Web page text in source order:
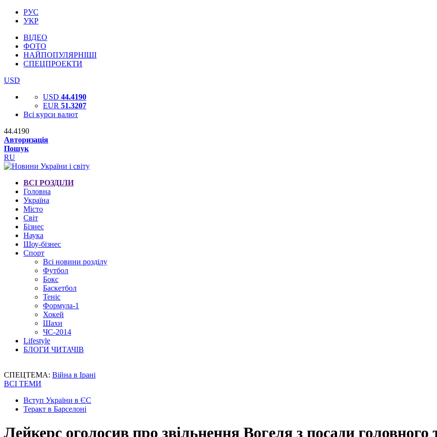
РУС
УКР
ВІДЕО
ФОТО
НАЙПОПУЛЯРНІШІ
СПЕЦПРОЕКТИ
USD
USD 44.4190
EUR 51.3207
Всі курси валют
44.4190
Авторизація
Пошук
RU
ВСІ РОЗДІЛИ
Головна
Україна
Місто
Світ
Бізнес
Наука
Шоу-бізнес
Спорт
Всі новини розділу
Футбол
Бокс
Баскетбол
Теніс
Формула-1
Хокей
Шахи
ЧС-2014
Lifestyle
БЛОГИ ЧИТАЧІВ
СПЕЦТЕМА: Війна в Ірані
ВСІ ТЕМИ
Вступ України в ЄС
Теракт в Барселоні
Лейкерс оголосив про звільнення Вогеля з посади головного